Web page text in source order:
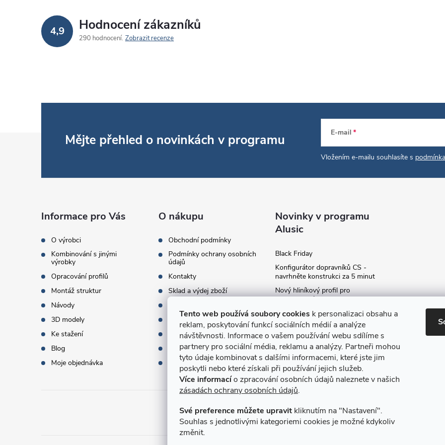
Tento web používá soubory cookies k personalizaci obsahu a
reklam, poskytování funkcí sociálních médií a analýze
návštěvnosti. Informace o vašem používání webu sdílíme s
partnery pro sociální média, reklamu a analýzy. Partneři mohou
tyto údaje kombinovat s dalšími informacemi, které jste jim
poskytli nebo které získali při používání jejich služeb.
Více informacío zpracování osobních údajů naleznete v našich
zásadách ochrany osobních údajů.
Své preference můžete upravit kliknutím na "Nastavení".
Souhlas s jednotlivými kategoriemi cookies je možné kdykoliv
změnit.
v
p
4,9 Hodnocení zákazníků
290 hodnocení Zobrazit recenze
Mějte přehled o novinkách v programu E-mail
Vložením e-mailu souhlasíte s
Informace pro Vás
O výrobci
Kombinování s jinými
výrobky
Opracování profilů
Montáž struktur
Návody
3D modely
Ke stažení
Blog
Moje objednávka
O nákupu
Obchodní podmínky
Podmínky ochrany osobních
údajů
Kontakty
Sklad a výdej zboží
Termíny dodání
Doprava a platba
Dárky k objednávce
Slovník pojmů
Novinky v programu
Alusic
Black Friday
Konfigurátor dopravníků CS -
navrhněte konstrukci za 5 minut
Nový hliníkový profil pro
fotovoltaické panely - kvalita za
Moje označení objednávky
Rozšíření produktové série
stojanů SP
Archiv
Přijímáme online platby Způsoby dopravy